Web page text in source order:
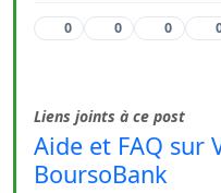
0 0 0
Liens joints à ce post
Aide et FAQ sur
BoursoBank